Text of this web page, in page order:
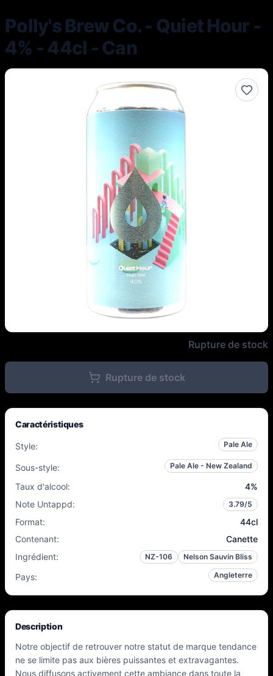
Polly's Brew Co. - Quiet Hour -
4% - 44cl - Can
Polly's Brew Co. - Quiet Hour -
Rupture de stock
Rupture de stock
Caractéristiques
Style: Pale Ale
Sous-style: Pale Ale - New Zealand
Taux d'alcool: 4%
Note Untappd: 3.79/5
Format:
44cl
Contenant:
Canette
Ingrédient: NZ-106 Nelson Sauvin Bliss
Pays: Angleterre
Description
Notre objectif de retrouver notre statut de marque tendance
ne se limite pas aux bières puissantes et extravagantes.
Nous diffusons activement cette ambiance dans toute la